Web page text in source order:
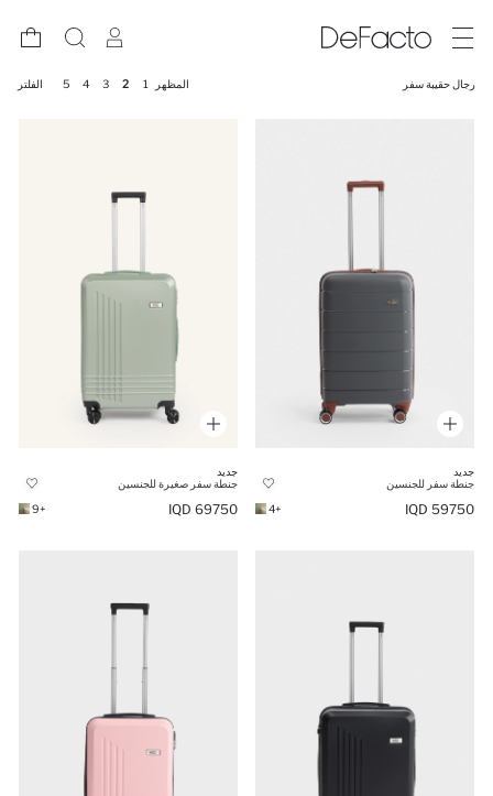
رجال حقيبة سفر المظهر 1
2
3
4
5 الفلتر
جديد
جنطة سفر للجنسين
59750 IQD
+4
جديد
جنطة سفر صغيرة للجنسين
69750 IQD
+9